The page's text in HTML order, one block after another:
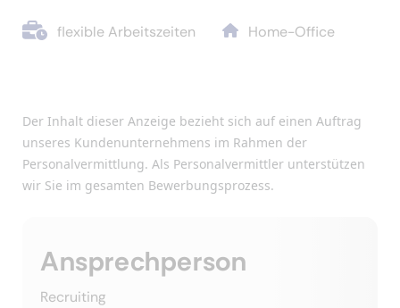
flexible Arbeitszeiten Home-Office
Der Inhalt dieser Anzeige bezieht sich auf einen Auftrag
unseres Kundenunternehmens im Rahmen der
Personalvermittlung. Als Personalvermittler unterstützen
wir Sie im gesamten Bewerbungsprozess.
Ansprechperson
Recruiting